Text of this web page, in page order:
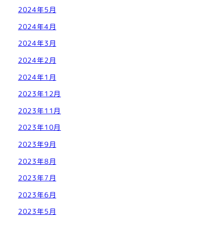
2024年5月
2024年4月
2024年3月
2024年2月
2024年1月
2023年12月
2023年11月
2023年10月
2023年9月
2023年8月
2023年7月
2023年6月
2023年5月